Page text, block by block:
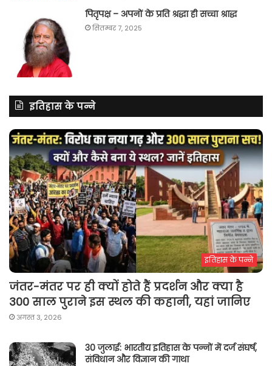
पितृपक्ष – अपनों के प्रति श्रद्धा ही सच्चा श्राद्ध
सितम्बर 7, 2025
इतिहास के पन्ने
इतिहास के पन्ने
जंतर-मंतर पर ही क्यों होते हैं प्रदर्शन और क्या है
300 साल पुराने इस स्थल की कहानी, यहां जानिए
अगस्त 3, 2026
30 जुलाई: भारतीय इतिहास के पन्नों में दर्ज संघर्ष,
संविधान और विज्ञान की गाथा